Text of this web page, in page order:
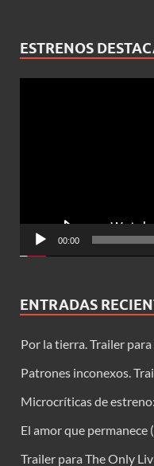
ESTRENOS
00:00
ENTRADAS
Por la tierra. Trailer
Patrones inconexos.
Microcríticas de
El amor que permanece
Trailer para The Only